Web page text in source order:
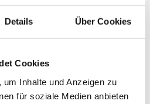
Details Über Cookies
Cookies
Inhalte und Anzeigen zu
für soziale Medien anbieten
überwachen
und sorgen für eine